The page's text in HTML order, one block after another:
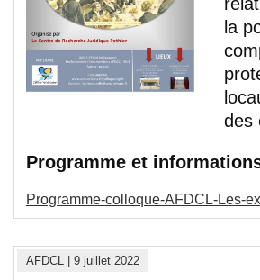
la
des
Programme et
Programme-colloque-AFDCL-Les-
AFDCL 9 juillet 2022